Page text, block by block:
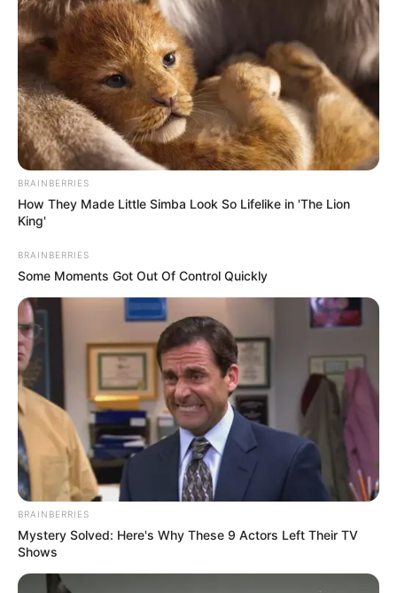
BRAINBERRIES
How They Made Little Simba Look So Lifelike in 'The Lion
King'
BRAINBERRIES
Some Moments Got Out Of Control Quickly
BRAINBERRIES
Mystery Solved: Here's Why These 9 Actors Left Their TV
Shows